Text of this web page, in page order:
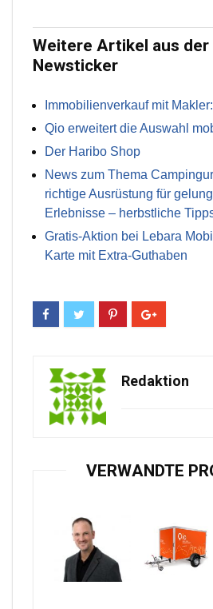
Weitere Artikel aus
Newsticker
Immobilienverkauf mit
Qio erweitert die Auswahl
Der Haribo Shop
News zum Thema
richtige Ausrüstung für
Erlebnisse – herbstliche
Gratis-Aktion bei Lebara
Karte mit Extra-Guthaben
Redaktion
VERWANDTE